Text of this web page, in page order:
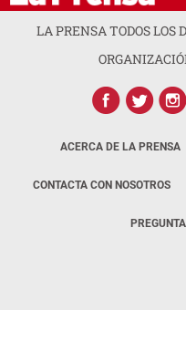
LA PRENSA TODOS LOS
ACERCA DE LA PRENSA
CONTACTA CON NOSOTROS